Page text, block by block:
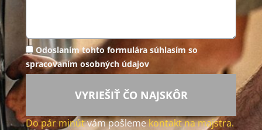
Odoslaním tohto formulára súhlasím so
spracovaním osobných údajov
VYRIEŠIŤ ČO NAJSKÔR
Do pár minútvám pošlemekontakt na majstra.